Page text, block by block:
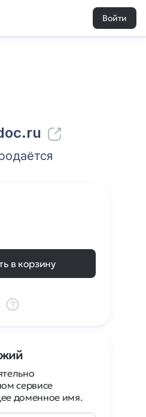
Войти
81 0
в корзину
сервисе
доменное имя.